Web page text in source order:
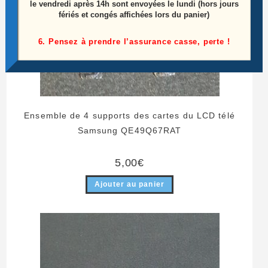
Ensemble de 4 supports des cartes du LCD télé
Samsung QE49Q67RAT
5,00€
Ajouter au panier
le vendredi après 14h sont envoyées le lundi (hors jours
fériés et congés affichées lors du panier)
6. Pensez à prendre l’assurance casse, perte !